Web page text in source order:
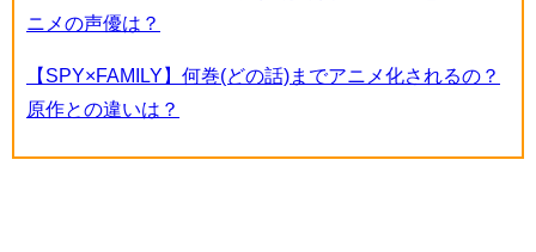
ニメの声優は？
【SPY×FAMILY】何巻(どの話)までアニメ化されるの？
原作との違いは？